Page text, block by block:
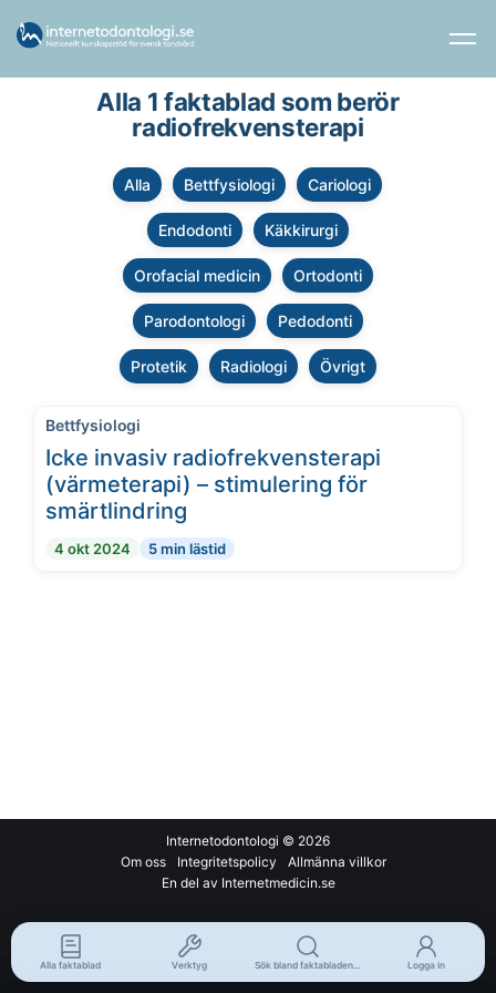
Alla 1 faktablad som berör
radiofrekvensterapi
Alla Bettfysiologi Cariologi
Endodonti Käkkirurgi
Orofacial medicin Ortodonti
Parodontologi Pedodonti
Protetik Radiologi Övrigt
Bettfysiologi
Icke invasiv radiofrekvensterapi
(värmeterapi) – stimulering för
smärtlindring
4 okt 2024 5 min lästid
Internetodontologi © 2026
Om oss
Integritetspolicy
Allmänna villkor
En del av Internetmedicin.se
Alla faktablad Verktyg Sök bland faktabladen... Logga in